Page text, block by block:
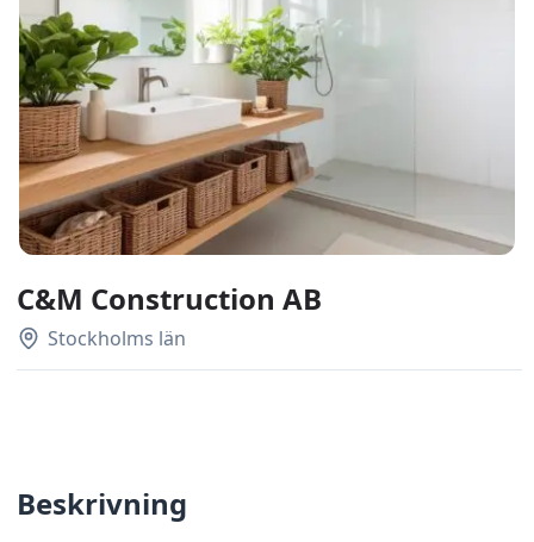
C&M Construction AB
Stockholms län
Beskrivning